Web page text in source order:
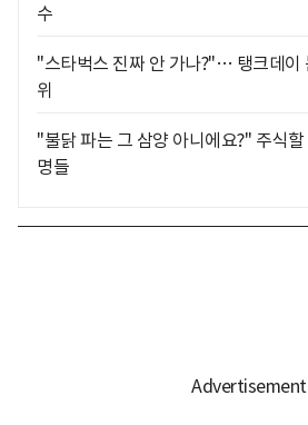
수
"스타벅스 진짜 안 가나?"… 탱크데이
위
"불닭 파는 그 삼양 아니에요?" 주식
명들